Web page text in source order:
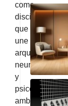
como
disciplina
que
une
arquitectura,
neurociencia
y
psicología
ambiental.